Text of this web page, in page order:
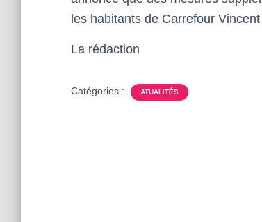
les habitants de Carrefour
La rédaction
Catégories : ATUALITÉS